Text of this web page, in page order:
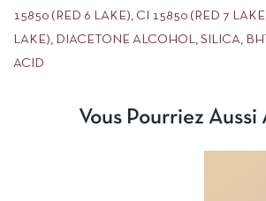
15850 (RED 6 LAKE), CI 15850 (RED 7
LAKE), DIACETONE ALCOHOL, SILICA,
ACID
Vous Pourriez Aussi